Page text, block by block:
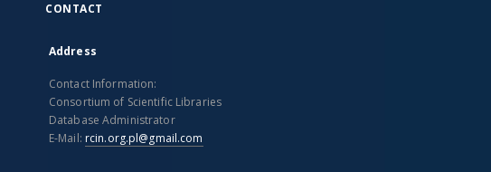
CONTACT
Address
Contact Information:
Consortium of Scientific Libraries
Database Administrator
E-Mail: rcin.org.pl@gmail.com